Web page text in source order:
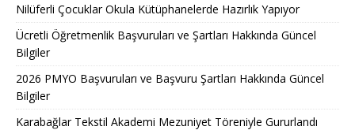
Nilüferli Çocuklar Okula Kütüphanelerde Hazırlık Yapıyor
Ücretli Öğretmenlik Başvuruları ve Şartları Hakkında Güncel
Bilgiler
2026 PMYO Başvuruları ve Başvuru Şartları Hakkında Güncel
Bilgiler
Karabağlar Tekstil Akademi Mezuniyet Töreniyle Gururlandı